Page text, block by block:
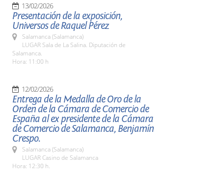
13/02/2026
Presentación de la exposición,
Universos de Raquel Pérez
Salamanca (Salamanca)
LUGAR Sala de La Salina. Diputación de
Salamanca.
Hora: 11:00 h
12/02/2026
Entrega de la Medalla de Oro de la
Orden de la Cámara de Comercio de
España al ex presidente de la Cámara
de Comercio de Salamanca, Benjamín
Crespo.
Salamanca (Salamanca)
LUGAR Casino de Salamanca
Hora: 12:30 h.